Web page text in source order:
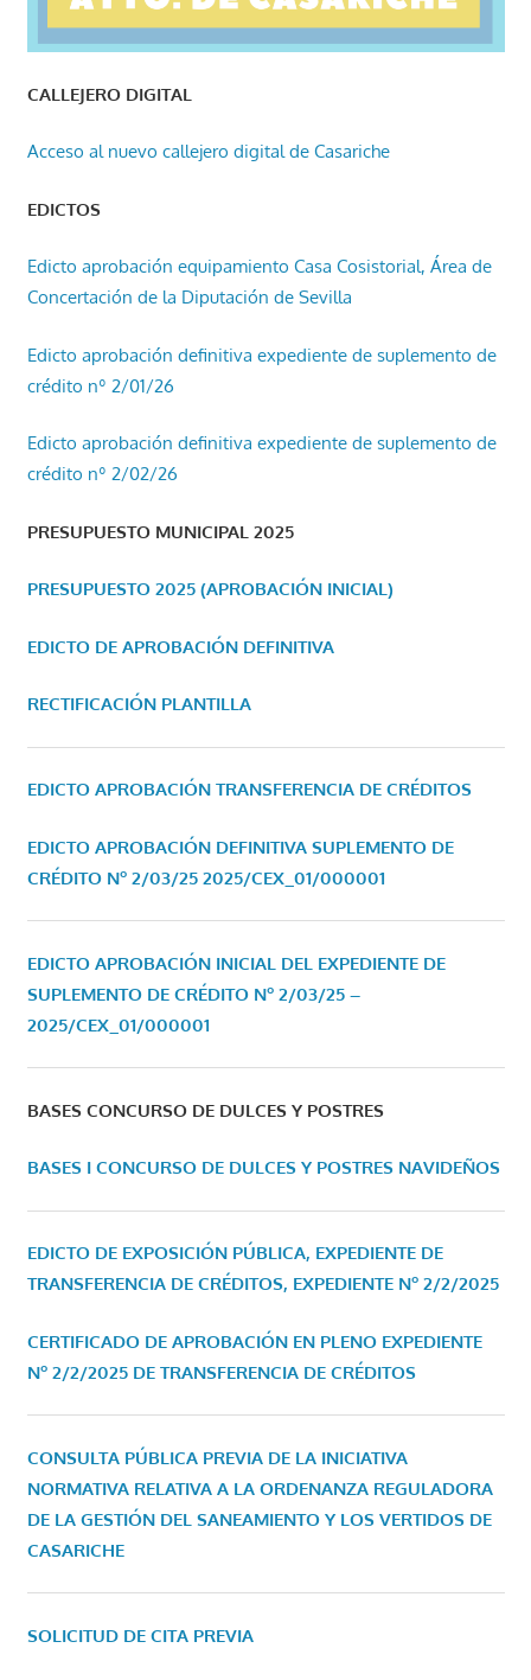
CALLEJERO DIGITAL
Acceso al nuevo callejero digital de Casariche
EDICTOS
Edicto aprobación equipamiento Casa Cosistorial, Área de
Concertación de la Diputación de Sevilla
Edicto aprobación definitiva expediente de suplemento de
crédito nº 2/01/26
Edicto aprobación definitiva expediente de suplemento de
crédito nº 2/02/26
PRESUPUESTO MUNICIPAL 2025
PRESUPUESTO 2025 (APROBACIÓN INICIAL)
EDICTO DE APROBACIÓN DEFINITIVA
RECTIFICACIÓN PLANTILLA
EDICTO APROBACIÓN TRANSFERENCIA DE CRÉDITOS
EDICTO APROBACIÓN DEFINITIVA SUPLEMENTO DE
CRÉDITO Nº 2/03/25 2025/CEX_01/000001
EDICTO APROBACIÓN INICIAL DEL EXPEDIENTE DE
SUPLEMENTO DE CRÉDITO Nº 2/03/25 –
2025/CEX_01/000001
BASES CONCURSO DE DULCES Y POSTRES
BASES I CONCURSO DE DULCES Y POSTRES NAVIDEÑOS
EDICTO DE EXPOSICIÓN PÚBLICA, EXPEDIENTE DE
TRANSFERENCIA DE CRÉDITOS, EXPEDIENTE Nº 2/2/2025
CERTIFICADO DE APROBACIÓN EN PLENO EXPEDIENTE
Nº 2/2/2025 DE TRANSFERENCIA DE CRÉDITOS
CONSULTA PÚBLICA PREVIA DE LA INICIATIVA
NORMATIVA RELATIVA A LA ORDENANZA REGULADORA
DE LA GESTIÓN DEL SANEAMIENTO Y LOS VERTIDOS DE
CASARICHE
SOLICITUD DE CITA PREVIA